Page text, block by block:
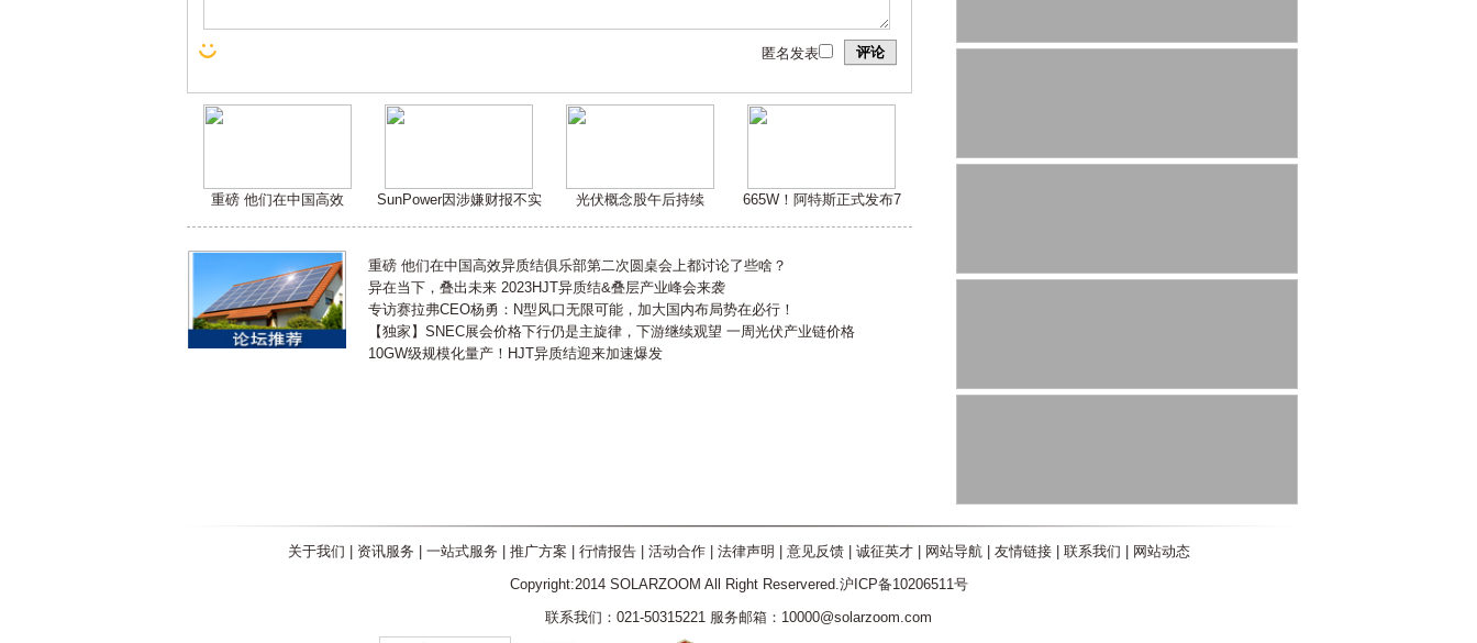
评论
匿名发表
重磅 他们在中国高效 SunPower因涉嫌财报不实 光伏概念股午后持续 665W！阿特斯正式发布7
重磅 他们在中国高效异质结俱乐部第二次圆桌会上都讨论了些啥？
异在当下，叠出未来 2023HJT异质结&叠层产业峰会来袭
专访赛拉弗CEO杨勇：N型风口无限可能，加大国内布局势在必行！
【独家】SNEC展会价格下行仍是主旋律，下游继续观望 一周光伏产业链价格
10GW级规模化量产！HJT异质结迎来加速爆发
关于我们 资讯服务 一站式服务 推广方案 行情报告| 活动合作| 法律声明 意见反馈| 诚征英才| 网站导航| 友情链接| 联系我们
网站动态
Copyright:2014 SOLARZOOM All Right Reservered.沪ICP备10206511号
联系我们：021-50315221 服务邮箱：10000@solarzoom.com